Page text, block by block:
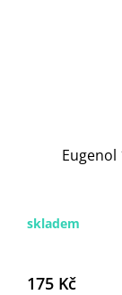
Eugenol
skladem
175 Kč